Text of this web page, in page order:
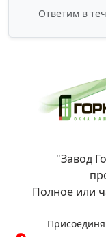
Ответим в
"Завод
Полное или